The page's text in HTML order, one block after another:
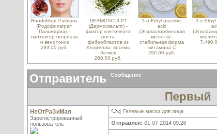
Rhodofiltrat Palmaria
(Родофильтрат
Пальмариа) -
протектор псориаза
и венотоник
290.00 руб.
DERMOSCULPT
(Дермоскальпт) -
фактор клеточного
роста
фибробластов из
Хлореллы, восемь
белков
260.00 руб.
3-o-Ethyl ascorbic
acid
(Этиласкорбиновая
кислота) -
стабильная форма
витамина С
260.00 руб.
3-o-Ethyl
Отправитель Сообщение
Первый
НеОтРаЗиМая
Зарегистрированный
пользователь
Гелевые маски для лица
Отправлен: 01-07-2014 09:28